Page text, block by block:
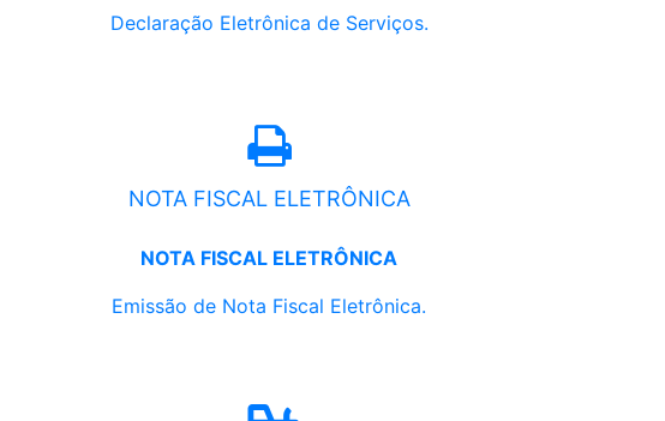
Declaração Eletrônica de Serviços.
NOTA FISCAL ELETRÔNICA
NOTA FISCAL ELETRÔNICA
Emissão de Nota Fiscal Eletrônica.